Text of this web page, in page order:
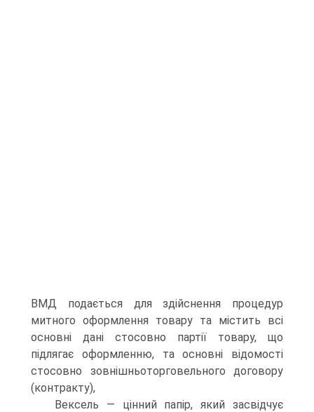
ВМД подається для здійснення процедур
митного оформлення товару та містить всі
основні дані стосовно партії товару, що
підлягає оформленню, та основні відомості
стосовно зовнішньоторговельного договору
(контракту),
Вексель — цінний папір, який засвідчує